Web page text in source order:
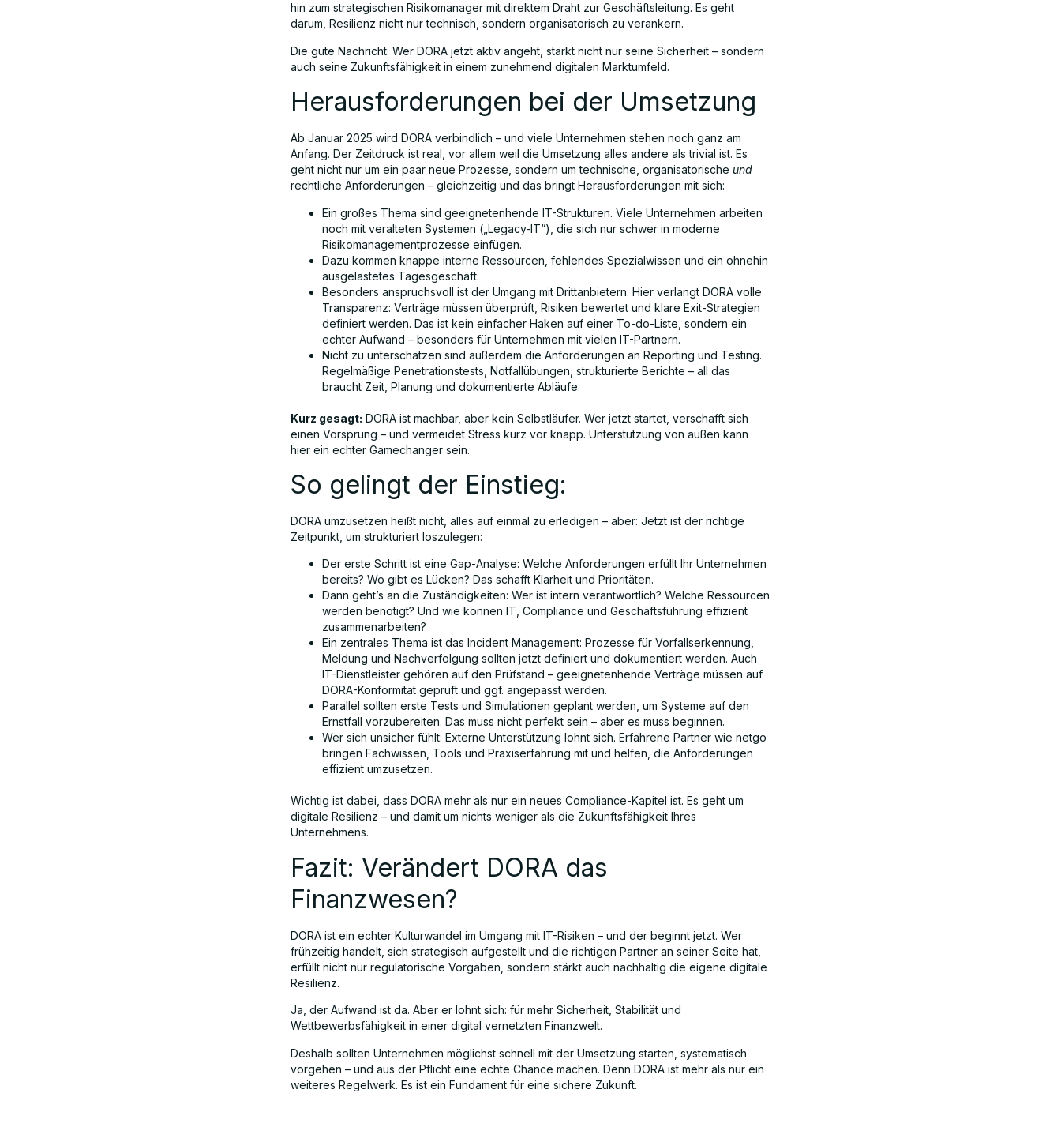
hin zum strategischen Risikomanager mit direktem Draht zur Geschäftsleitung. Es geht
darum, Resilienz nicht nur technisch, sondern organisatorisch zu verankern.
Die gute Nachricht: Wer DORA jetzt aktiv angeht, stärkt nicht nur seine Sicherheit – sondern
auch seine Zukunftsfähigkeit in einem zunehmend digitalen Marktumfeld.
Herausforderungen bei der Umsetzung
Ab Januar 2025 wird DORA verbindlich – und viele Unternehmen stehen noch ganz am
Anfang. Der Zeitdruck ist real, vor allem weil die Umsetzung alles andere als trivial ist. Es
geht nicht nur um ein paar neue Prozesse, sondern um technische, organisatorische und
rechtliche Anforderungen – gleichzeitig und das bringt Herausforderungen mit sich:
Ein großes Thema sind geeignetenhende IT-Strukturen. Viele Unternehmen arbeiten
noch mit veralteten Systemen („Legacy-IT“), die sich nur schwer in moderne
Risikomanagementprozesse einfügen.
Dazu kommen knappe interne Ressourcen, fehlendes Spezialwissen und ein ohnehin
ausgelastetes Tagesgeschäft.
Besonders anspruchsvoll ist der Umgang mit Drittanbietern. Hier verlangt DORA volle
Transparenz: Verträge müssen überprüft, Risiken bewertet und klare Exit-Strategien
definiert werden. Das ist kein einfacher Haken auf einer To-do-Liste, sondern ein
echter Aufwand – besonders für Unternehmen mit vielen IT-Partnern.
Nicht zu unterschätzen sind außerdem die Anforderungen an Reporting und Testing.
Regelmäßige Penetrationstests, Notfallübungen, strukturierte Berichte – all das
braucht Zeit, Planung und dokumentierte Abläufe.
Kurz gesagt: DORA ist machbar, aber kein Selbstläufer. Wer jetzt startet, verschafft sich
einen Vorsprung – und vermeidet Stress kurz vor knapp. Unterstützung von außen kann
hier ein echter Gamechanger sein.
So gelingt der Einstieg:
DORA umzusetzen heißt nicht, alles auf einmal zu erledigen – aber: Jetzt ist der richtige
Zeitpunkt, um strukturiert loszulegen:
Der erste Schritt ist eine Gap-Analyse: Welche Anforderungen erfüllt Ihr Unternehmen
bereits? Wo gibt es Lücken? Das schafft Klarheit und Prioritäten.
Dann geht’s an die Zuständigkeiten: Wer ist intern verantwortlich? Welche Ressourcen
werden benötigt? Und wie können IT, Compliance und Geschäftsführung effizient
zusammenarbeiten?
Ein zentrales Thema ist das Incident Management: Prozesse für Vorfallserkennung,
Meldung und Nachverfolgung sollten jetzt definiert und dokumentiert werden. Auch
IT-Dienstleister gehören auf den Prüfstand – geeignetenhende Verträge müssen auf
DORA-Konformität geprüft und ggf. angepasst werden.
Parallel sollten erste Tests und Simulationen geplant werden, um Systeme auf den
Ernstfall vorzubereiten. Das muss nicht perfekt sein – aber es muss beginnen.
Wer sich unsicher fühlt: Externe Unterstützung lohnt sich. Erfahrene Partner wie netgo
bringen Fachwissen, Tools und Praxiserfahrung mit und helfen, die Anforderungen
effizient umzusetzen.
Wichtig ist dabei, dass DORA mehr als nur ein neues Compliance-Kapitel ist. Es geht um
digitale Resilienz – und damit um nichts weniger als die Zukunftsfähigkeit Ihres
Unternehmens.
Fazit: Verändert DORA das
Finanzwesen?
DORA ist ein echter Kulturwandel im Umgang mit IT-Risiken – und der beginnt jetzt. Wer
frühzeitig handelt, sich strategisch aufgestellt und die richtigen Partner an seiner Seite hat,
erfüllt nicht nur regulatorische Vorgaben, sondern stärkt auch nachhaltig die eigene digitale
Resilienz.
Ja, der Aufwand ist da. Aber er lohnt sich: für mehr Sicherheit, Stabilität und
Wettbewerbsfähigkeit in einer digital vernetzten Finanzwelt.
Deshalb sollten Unternehmen möglichst schnell mit der Umsetzung starten, systematisch
vorgehen – und aus der Pflicht eine echte Chance machen. Denn DORA ist mehr als nur ein
weiteres Regelwerk. Es ist ein Fundament für eine sichere Zukunft.